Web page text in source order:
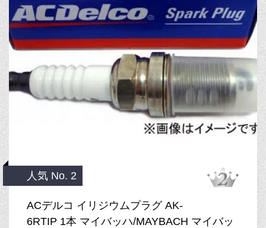
人気 No. 2
ACデルコ イリジウムプラグ AK-
6RTIP 1本 マイバッハ/MAYBACH マイバッ